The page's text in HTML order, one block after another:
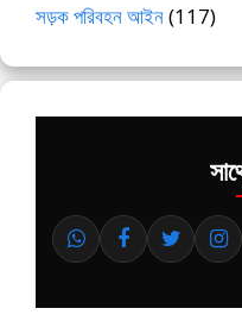
সড়ক পরিবহন আইন(117)